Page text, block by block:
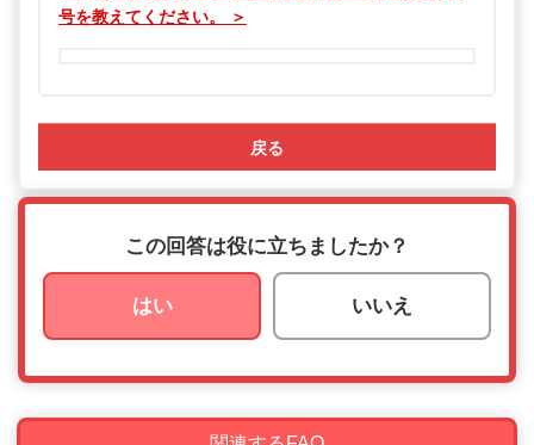
号を教えてください。 ＞
戻る
この回答は役に立ちましたか？
はい いいえ